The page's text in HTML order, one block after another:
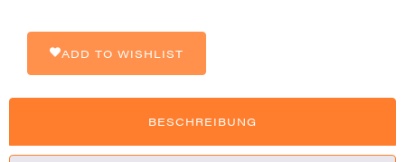
ADD TO WISHLIST
BESCHREIBUNG